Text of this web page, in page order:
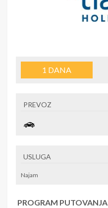
1 DANA
PREVOZ
USLUGA
Najam
PROGRAM PUTOVANJA